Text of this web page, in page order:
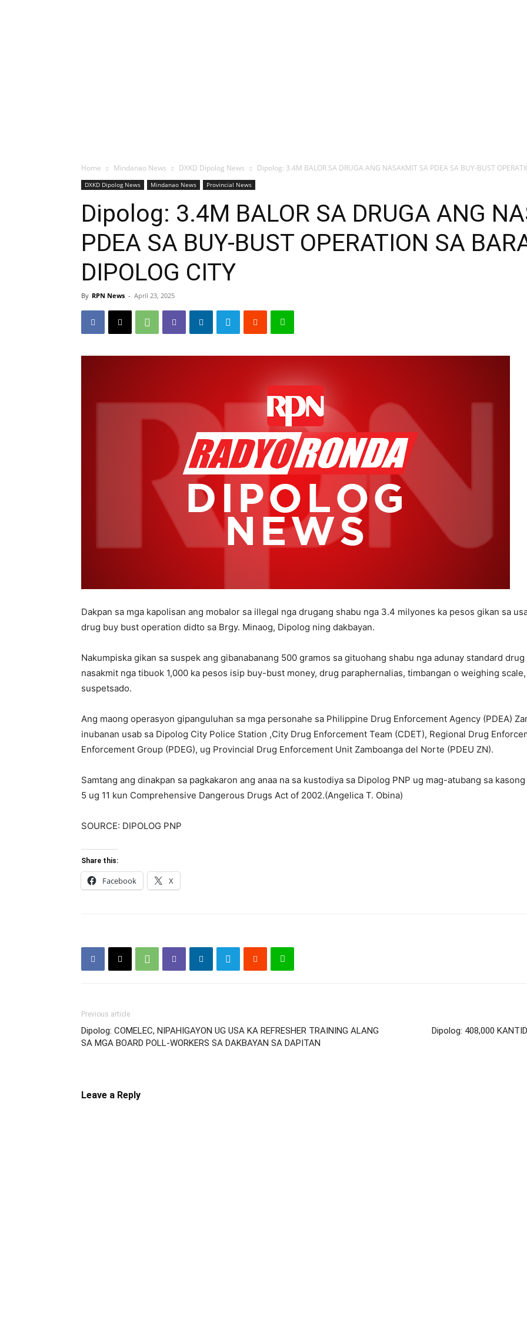
Home Mindanao News DXKD Dipolog News Dipolog: 3.4M BALOR SA DRUGA ANG NASAKMIT SA PDEA SA BUY-BUST
DXKD Dipolog News Mindanao News Provincial News
Dipolog: 3.4M BALOR SA DRUGA ANG
PDEA SA BUY-BUST OPERATION SA
DIPOLOG CITY
By RPN News - April 23, 2025
Dakpan sa mga kapolisan ang mobalor sa illegal nga drugang shabu nga 3.4 milyones ka pesos gikan sa
drug buy bust operation didto sa Brgy. Minaog, Dipolog ning dakbayan.
Nakumpiska gikan sa suspek ang gibanabanang 500 gramos sa gituohang shabu nga adunay standard
nasakmit nga tibuok 1,000 ka pesos isip buy-bust money, drug paraphernalias, timbangan o weighing
suspetsado.
Ang maong operasyon gipanguluhan sa mga personahe sa Philippine Drug Enforcement Agency (PDEA)
inubanan usab sa Dipolog City Police Station ,City Drug Enforcement Team (CDET), Regional Drug
Enforcement Group (PDEG), ug Provincial Drug Enforcement Unit Zamboanga del Norte (PDEU ZN).
Samtang ang dinakpan sa pagkakaron ang anaa na sa kustodiya sa Dipolog PNP ug mag-atubang sa
5 ug 11 kun Comprehensive Dangerous Drugs Act of 2002.(Angelica T. Obina)
SOURCE: DIPOLOG PNP
Share this:
Facebook X
Previous article
Dipolog: COMELEC, NIPAHIGAYON UG USA KA REFRESHER TRAINING ALANG
SA MGA BOARD POLL-WORKERS SA DAKBAYAN SA DAPITAN
Dipolog: 408,000
Leave a Reply